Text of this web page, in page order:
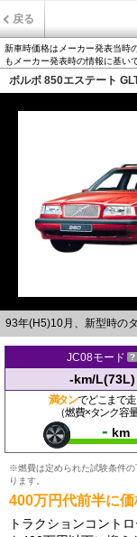
戻る
新車時価格はメーカー発表当時
もメーカー発表時の情報に基い
ボルボ 850エステート
93年(H5)10月、新型時の
JC08モード
-km/L(73L)
満タンでどこまで
（燃費×タンク容量
- km
※燃費は定められた試験条件の
ります。
400万円代前半に
トラクションコント